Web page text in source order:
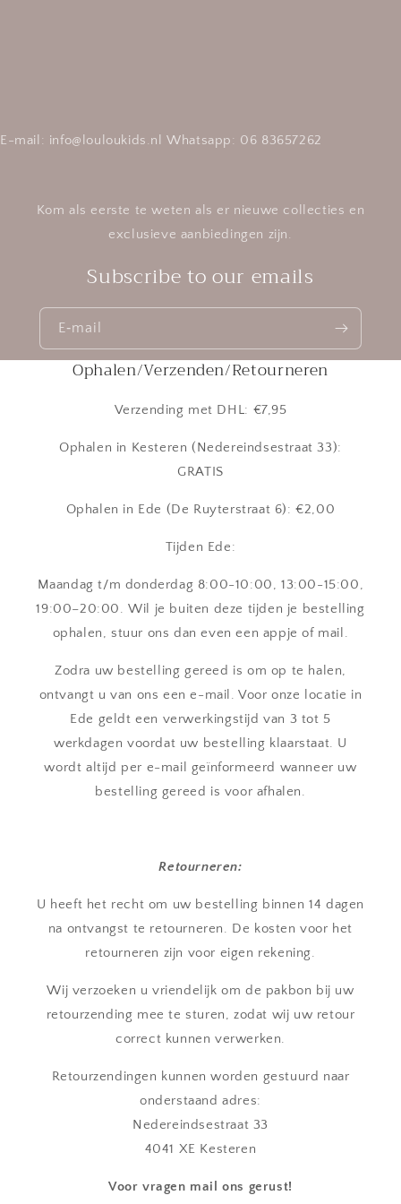
E-mail: info@louloukids.nl Whatsapp: 06 83657262
Kom als eerste te weten als er nieuwe collecties en
exclusieve aanbiedingen zijn.
Subscribe to our emails
E‑mail
Ophalen/Verzenden/Retourneren
Verzending met DHL: €7,95
Ophalen in Kesteren (Nedereindsestraat 33):
GRATIS
Ophalen in Ede (De Ruyterstraat 6): €2,00
Tijden Ede:
Maandag t/m donderdag 8:00-10:00, 13:00-15:00,
19:00–20:00. Wil je buiten deze tijden je bestelling
ophalen, stuur ons dan even een appje of mail.
Zodra uw bestelling gereed is om op te halen,
ontvangt u van ons een e-mail. Voor onze locatie in
Ede geldt een verwerkingstijd van 3 tot 5
werkdagen voordat uw bestelling klaarstaat. U
wordt altijd per e-mail geïnformeerd wanneer uw
bestelling gereed is voor afhalen.
Retourneren:
U heeft het recht om uw bestelling binnen 14 dagen
na ontvangst te retourneren. De kosten voor het
retourneren zijn voor eigen rekening.
Wij verzoeken u vriendelijk om de pakbon bij uw
retourzending mee te sturen, zodat wij uw retour
correct kunnen verwerken.
Retourzendingen kunnen worden gestuurd naar
onderstaand adres:
Nedereindsestraat 33
4041 XE Kesteren
Voor vragen mail ons gerust!